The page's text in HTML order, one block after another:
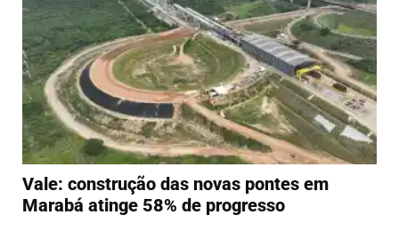
Vale: construção das novas pontes em
Marabá atinge 58% de progresso